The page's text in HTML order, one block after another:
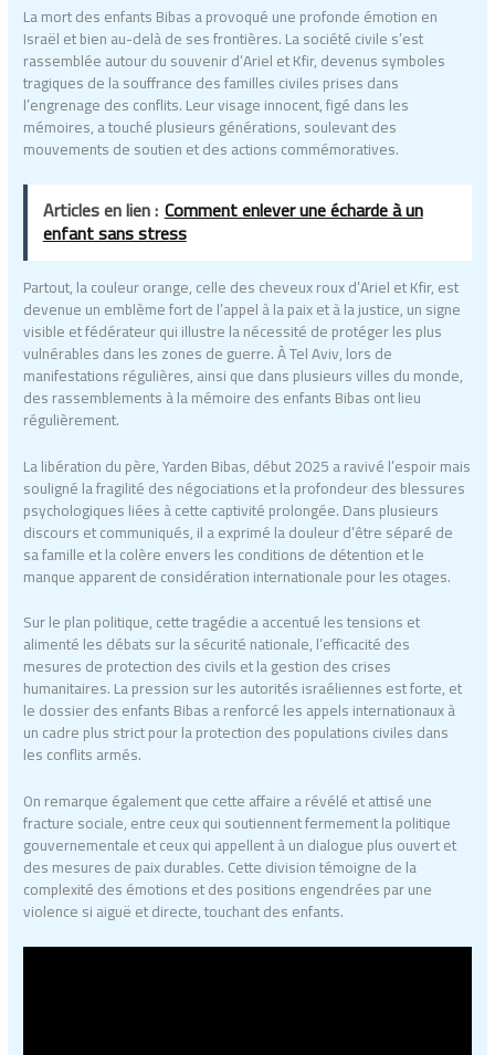
La mort des enfants Bibas a provoqué une profonde émotion en
Israël et bien au-delà de ses frontières. La société civile s’est
rassemblée autour du souvenir d’Ariel et Kfir, devenus symboles
tragiques de la souffrance des familles civiles prises dans
l’engrenage des conflits. Leur visage innocent, figé dans les
mémoires, a touché plusieurs générations, soulevant des
mouvements de soutien et des actions commémoratives.
Articles en lien : Comment enlever une écharde à un
enfant sans stress
Partout, la couleur orange, celle des cheveux roux d’Ariel et Kfir, est
devenue un emblème fort de l’appel à la paix et à la justice, un signe
visible et fédérateur qui illustre la nécessité de protéger les plus
vulnérables dans les zones de guerre. À Tel Aviv, lors de
manifestations régulières, ainsi que dans plusieurs villes du monde,
des rassemblements à la mémoire des enfants Bibas ont lieu
régulièrement.
La libération du père, Yarden Bibas, début 2025 a ravivé l’espoir mais
souligné la fragilité des négociations et la profondeur des blessures
psychologiques liées à cette captivité prolongée. Dans plusieurs
discours et communiqués, il a exprimé la douleur d’être séparé de
sa famille et la colère envers les conditions de détention et le
manque apparent de considération internationale pour les otages.
Sur le plan politique, cette tragédie a accentué les tensions et
alimenté les débats sur la sécurité nationale, l’efficacité des
mesures de protection des civils et la gestion des crises
humanitaires. La pression sur les autorités israéliennes est forte, et
le dossier des enfants Bibas a renforcé les appels internationaux à
un cadre plus strict pour la protection des populations civiles dans
les conflits armés.
On remarque également que cette affaire a révélé et attisé une
fracture sociale, entre ceux qui soutiennent fermement la politique
gouvernementale et ceux qui appellent à un dialogue plus ouvert et
des mesures de paix durables. Cette division témoigne de la
complexité des émotions et des positions engendrées par une
violence si aiguë et directe, touchant des enfants.